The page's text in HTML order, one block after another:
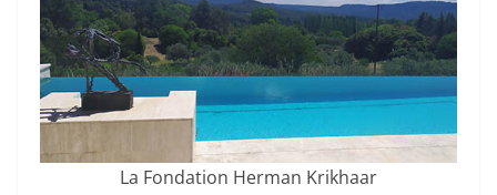
La Fondation Herman Krikhaar